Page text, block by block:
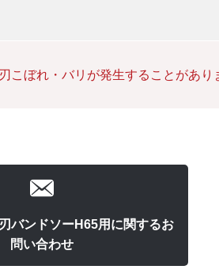
こぼれ・バリが発生することがあり
バンドソーH65用に関するお
問い合わせ